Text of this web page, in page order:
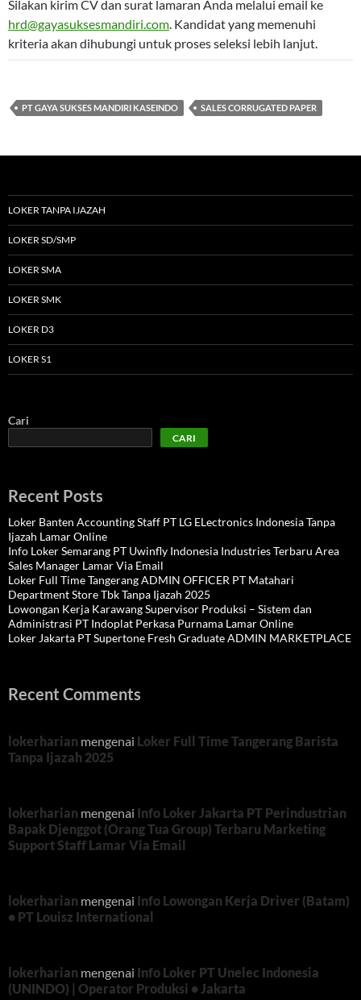
Silakan kirim CV dan surat lamaran Anda melalui email ke
hrd@gayasuksesmandiri.com. Kandidat yang memenuhi
kriteria akan dihubungi untuk proses seleksi lebih lanjut.
PT GAYA SUKSES MANDIRI KASEINDO SALES CORRUGATED PAPER
LOKER TANPA IJAZAH
LOKER SD/SMP
LOKER SMA
LOKER SMK
LOKER D3
LOKER S1
Cari
CARI
Recent Posts
Loker Banten Accounting Staff PT LG ELectronics Indonesia Tanpa
Ijazah Lamar Online
Info Loker Semarang PT Uwinfly Indonesia Industries Terbaru Area
Sales Manager Lamar Via Email
Loker Full Time Tangerang ADMIN OFFICER PT Matahari
Department Store Tbk Tanpa Ijazah 2025
Lowongan Kerja Karawang Supervisor Produksi – Sistem dan
Administrasi PT Indoplat Perkasa Purnama Lamar Online
Loker Jakarta PT Supertone Fresh Graduate ADMIN MARKETPLACE
Recent Comments
lokerharian mengenai Loker Full Time Tangerang Barista
Tanpa Ijazah 2025
lokerharian mengenai Info Loker Jakarta PT Perindustrian
Bapak Djenggot (Orang Tua Group) Terbaru Marketing
Support Staff Lamar Via Email
lokerharian mengenai Info Lowongan Kerja Driver (Batam)
• PT Louisz International
lokerharian mengenai Info Loker PT Unelec Indonesia
(UNINDO) | Operator Produksi • Jakarta